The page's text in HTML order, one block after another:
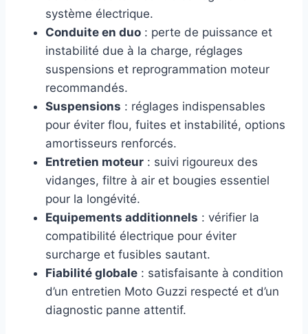
système électrique.
Conduite en duo : perte de puissance et
instabilité due à la charge, réglages
suspensions et reprogrammation moteur
recommandés.
Suspensions : réglages indispensables
pour éviter flou, fuites et instabilité, options
amortisseurs renforcés.
Entretien moteur : suivi rigoureux des
vidanges, filtre à air et bougies essentiel
pour la longévité.
Equipements additionnels : vérifier la
compatibilité électrique pour éviter
surcharge et fusibles sautant.
Fiabilité globale : satisfaisante à condition
d’un entretien Moto Guzzi respecté et d’un
diagnostic panne attentif.